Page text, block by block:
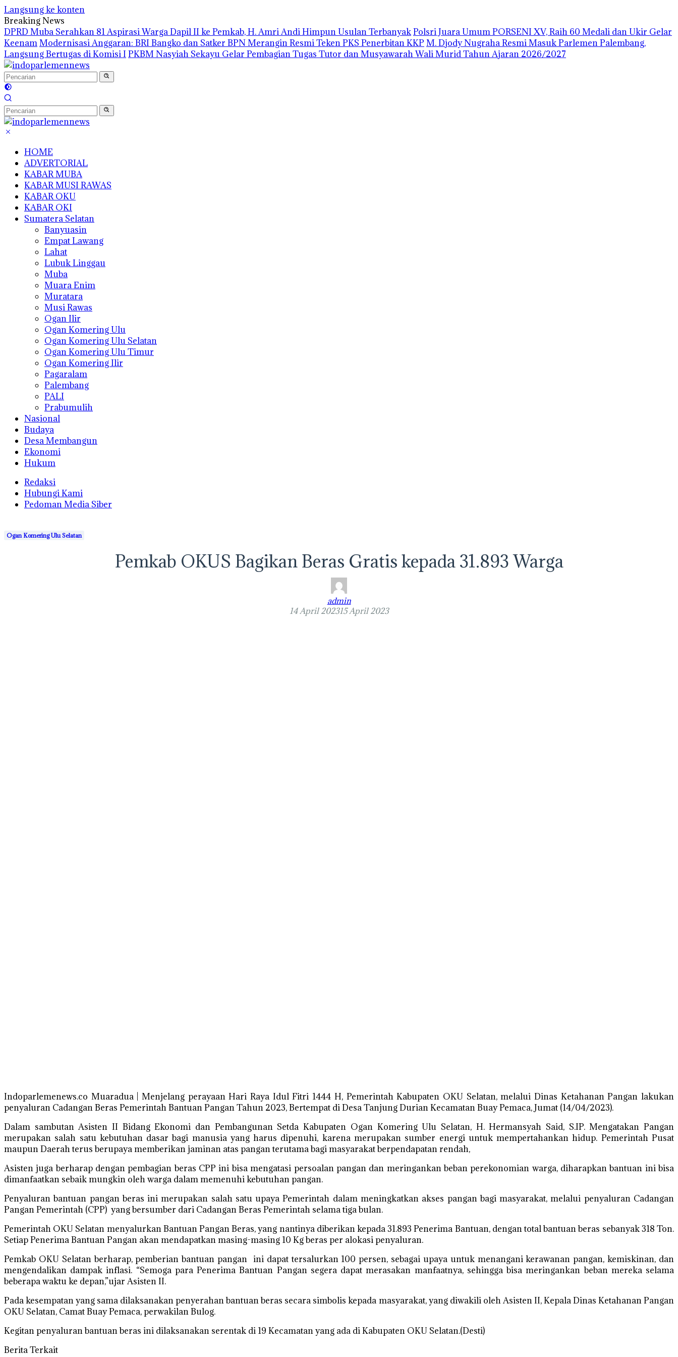
Langsung ke konten
Breaking News
DPRD Muba Serahkan 81 Aspirasi Warga Dapil II ke Pemkab, H. Amri Andi Himpun Usulan TerbanyakPolsri Juara Umum PORSENI XV, Raih 60 Medali dan Ukir Gelar
KeenamModernisasi Anggaran: BRI Bangko dan Satker BPN Merangin Resmi Teken PKS Penerbitan KKP M. Djody Nugraha Resmi Masuk Parlemen Palembang,
Langsung Bertugas di Komisi I PKBM Nasyiah Sekayu Gelar Pembagian Tugas Tutor dan Musyawarah Wali Murid Tahun Ajaran 2026/2027
HOME
ADVERTORIAL
KABAR MUBA
KABAR MUSI RAWAS
KABAR OKU
KABAR OKI
Sumatera Selatan
Banyuasin
Empat Lawang
Lahat
Lubuk Linggau
Muba
Muara Enim
Muratara
Musi Rawas
Ogan Ilir
Ogan Komering Ulu
Ogan Komering Ulu Selatan
Ogan Komering Ulu Timur
Ogan Komering Ilir
Pagaralam
Palembang
PALI
Prabumulih
Nasional
Budaya
Desa Membangun
Ekonomi
Hukum
Redaksi
Hubungi Kami
Pedoman Media Siber
Ogan Komering Ulu Selatan
Pemkab OKUS Bagikan Beras Gratis kepada 31.893 Warga
admin
14 April 202315 April 2023
Indoparlemenews.co Muaradua | Menjelang perayaan Hari Raya Idul Fitri 1444 H, Pemerintah Kabupaten OKU Selatan, melalui Dinas Ketahanan Pangan lakukan
penyaluran Cadangan Beras Pemerintah Bantuan Pangan Tahun 2023, Bertempat di Desa Tanjung Durian Kecamatan Buay Pemaca, Jumat (14/04/2023).
Dalam sambutan Asisten II Bidang Ekonomi dan Pembangunan Setda Kabupaten Ogan Komering Ulu Selatan, H. Hermansyah Said, S.IP. Mengatakan Pangan
merupakan salah satu kebutuhan dasar bagi manusia yang harus dipenuhi, karena merupakan sumber energi untuk mempertahankan hidup. Pemerintah Pusat
maupun Daerah terus berupaya memberikan jaminan atas pangan terutama bagi masyarakat berpendapatan rendah,
Asisten juga berharap dengan pembagian beras CPP ini bisa mengatasi persoalan pangan dan meringankan beban perekonomian warga, diharapkan bantuan ini bisa
dimanfaatkan sebaik mungkin oleh warga dalam memenuhi kebutuhan pangan.
Penyaluran bantuan pangan beras ini merupakan salah satu upaya Pemerintah dalam meningkatkan akses pangan bagi masyarakat, melalui penyaluran Cadangan
Pangan Pemerintah (CPP) yang bersumber dari Cadangan Beras Pemerintah selama tiga bulan.
Pemerintah OKU Selatan menyalurkan Bantuan Pangan Beras, yang nantinya diberikan kepada 31.893 Penerima Bantuan, dengan total bantuan beras sebanyak 318 Ton.
Setiap Penerima Bantuan Pangan akan mendapatkan masing-masing 10 Kg beras per alokasi penyaluran.
Pemkab OKU Selatan berharap, pemberian bantuan pangan ini dapat tersalurkan 100 persen, sebagai upaya untuk menangani kerawanan pangan, kemiskinan, dan
mengendalikan dampak inflasi. “Semoga para Penerima Bantuan Pangan segera dapat merasakan manfaatnya, sehingga bisa meringankan beban mereka selama
beberapa waktu ke depan,”ujar Asisten II.
Pada kesempatan yang sama dilaksanakan penyerahan bantuan beras secara simbolis kepada masyarakat, yang diwakili oleh Asisten II, Kepala Dinas Ketahanan Pangan
OKU Selatan, Camat Buay Pemaca, perwakilan Bulog.
Kegitan penyaluran bantuan beras ini dilaksanakan serentak di 19 Kecamatan yang ada di Kabupaten OKU Selatan.(Desti)
Berita Terkait